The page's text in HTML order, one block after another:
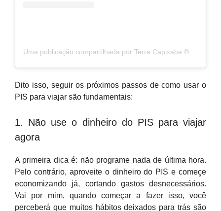
Dito isso, seguir os próximos passos de como usar o
PIS para viajar são fundamentais:
1. Não use o dinheiro do PIS para viajar
agora
A primeira dica é: não programe nada de última hora.
Pelo contrário, aproveite o dinheiro do PIS e começe
economizando já, cortando gastos desnecessários.
Vai por mim, quando começar a fazer isso, você
perceberá que muitos hábitos deixados para trás são